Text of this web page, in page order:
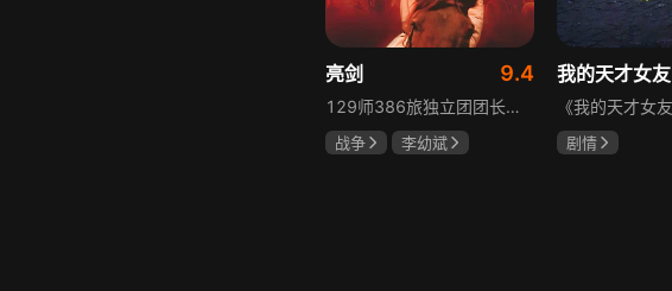
亮剑 9.4
129师386旅独立团团长李云龙敢想敢干、不按规矩办事，脾气火爆性格直爽，带领独立团展现出敢于拼杀的劲头，接连击败坂田连队、山崎大队、山本部队，名声大噪却因屡次犯规遭贬斥。抗战时期他与国军358团团长楚云飞惺惺相惜，徐蚌会战中一较高下双双重伤，养病期间李云龙与护士田雨相恋，两人及亲人战友历经国家沧桑巨变。
战争
李幼斌
我的天才女友
剧情